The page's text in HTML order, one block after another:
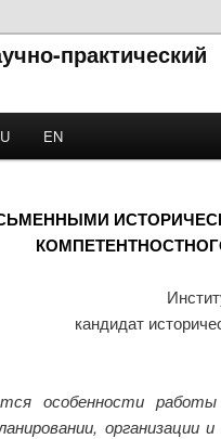
EN
кандидат
особенности работы